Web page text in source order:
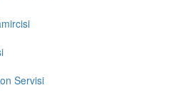
Servisi